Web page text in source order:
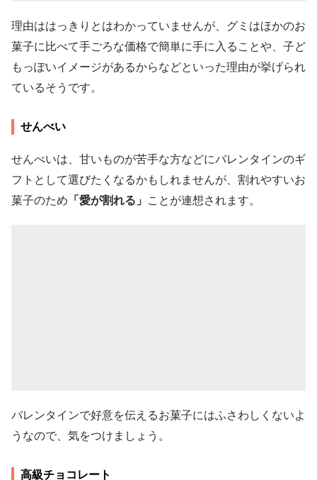
理由ははっきりとはわかっていませんが、グミはほかのお
菓子に比べて手ごろな価格で簡単に手に入ることや、子ど
もっぽいイメージがあるからなどといった理由が挙げられ
ているそうです。
せんべい
せんべいは、甘いものが苦手な方などにバレンタインのギ
フトとして選びたくなるかもしれませんが、割れやすいお
菓子のため 「愛が割れる」 ことが連想されます。
バレンタインで好意を伝えるお菓子にはふさわしくないよ
うなので、気をつけましょう。
高級チョコレート